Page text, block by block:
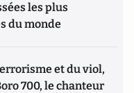
les plus
du monde
et du viol,
700, le chanteur